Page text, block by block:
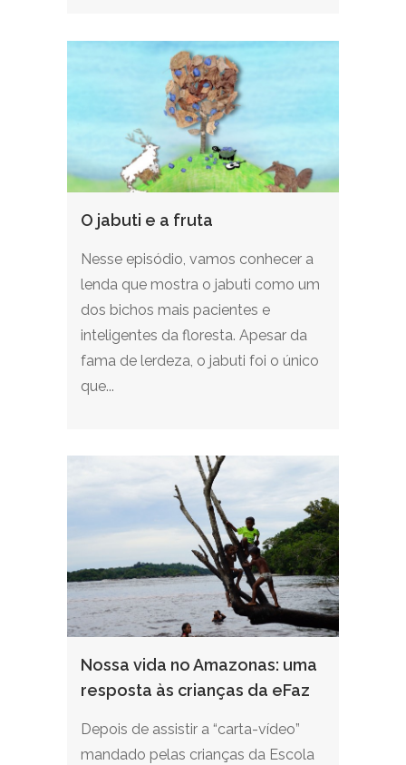
O jabuti e a fruta
Nesse episódio, vamos conhecer a
lenda que mostra o jabuti como um
dos bichos mais pacientes e
inteligentes da floresta. Apesar da
fama de lerdeza, o jabuti foi o único
que...
Nossa vida no Amazonas: uma
resposta às crianças da eFaz
Depois de assistir a “carta-vídeo”
mandado pelas crianças da Escola